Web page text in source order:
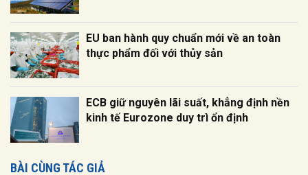
EU ban hành quy chuẩn mới về an toàn
thực phẩm đối với thủy sản
ECB giữ nguyên lãi suất, khẳng định nền
kinh tế Eurozone duy trì ổn định
BÀI CÙNG TÁC GIẢ